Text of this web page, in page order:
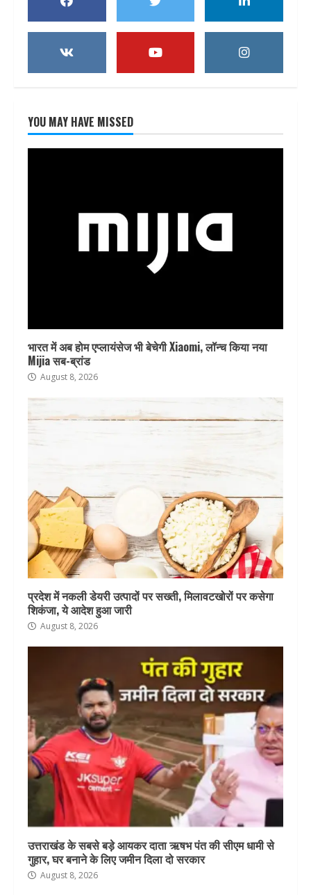
YOU MAY HAVE MISSED
भारत में अब होम एप्लायंसेज भी बेचेगी Xiaomi, लॉन्च किया नया
Mijia सब-ब्रांड
August 8, 2026
प्रदेश में नकली डेयरी उत्पादों पर सख्ती, मिलावटखोरों पर कसेगा
शिकंजा, ये आदेश हुआ जारी
August 8, 2026
उत्तराखंड के सबसे बड़े आयकर दाता ऋषभ पंत की सीएम धामी से
गुहार, घर बनाने के लिए जमीन दिला दो सरकार
August 8, 2026